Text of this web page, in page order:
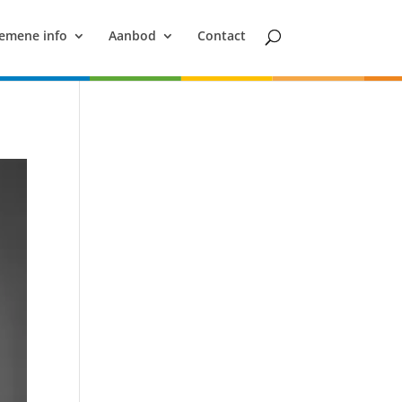
info Aanbod Contact